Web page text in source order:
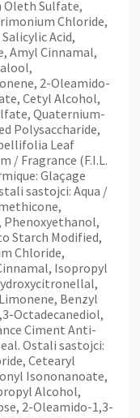
Oleth Sulfate,
Chloride,
Acid,
Amyl Cinnamal,
2-Oleamido-
Cetyl Alcohol,
Quaternium-
Polysaccharide,
Leaf
/ Fragrance (F.I.L.
Glaçage
sastojci: Aqua /
Starch Modified,
Chloride,
Isopropyl
Benzyl
Octadecanediol,
Ciment Anti-
Ostali sastojci:
Cetearyl
Isononanoate,
Alcohol,
2-Oleamido-1,3-